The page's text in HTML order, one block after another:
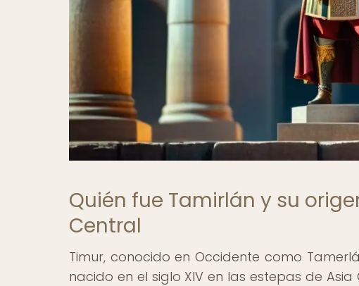
Quién fue Tamirlán y su
Central
Timur, conocido en Occidente como
nacido en el siglo XIV en las estepas de